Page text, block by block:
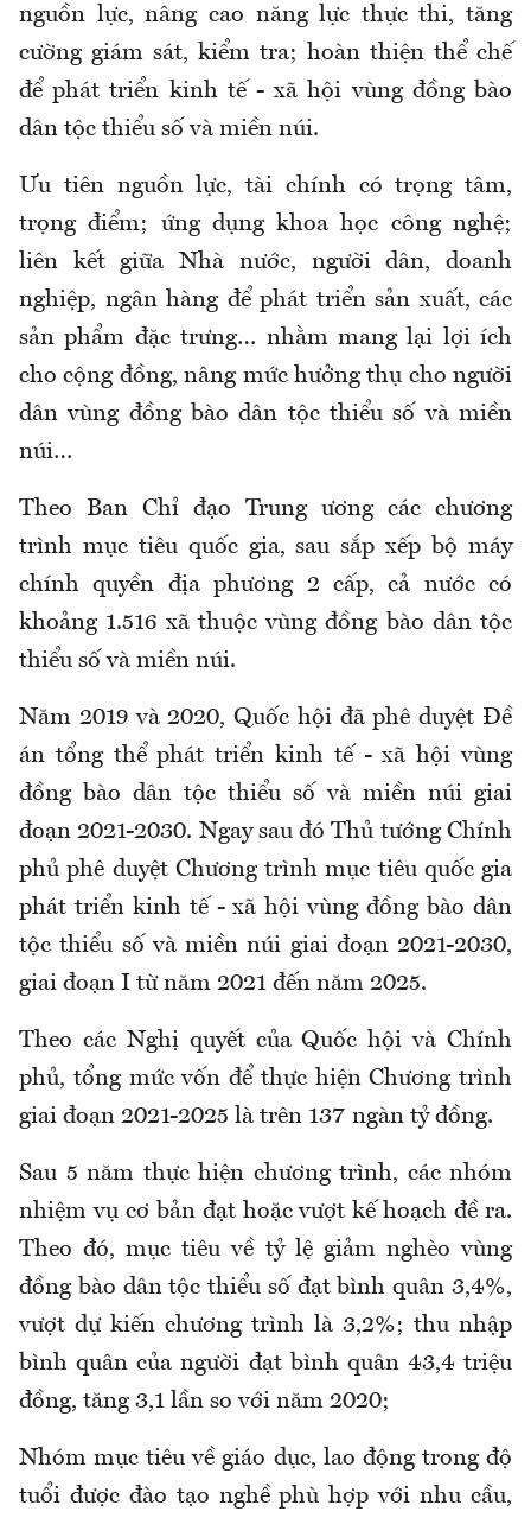
nguồn lực, nâng cao năng lực thực thi, tăng
cường giám sát, kiểm tra; hoàn thiện thể chế
để phát triển kinh tế - xã hội vùng đồng bào
dân tộc thiểu số và miền núi.
Ưu tiên nguồn lực, tài chính có trọng tâm,
trọng điểm; ứng dụng khoa học công nghệ;
liên kết giữa Nhà nước, người dân, doanh
nghiệp, ngân hàng để phát triển sản xuất, các
sản phẩm đặc trưng… nhằm mang lại lợi ích
cho cộng đồng, nâng mức hưởng thụ cho người
dân vùng đồng bào dân tộc thiểu số và miền
núi…
Theo Ban Chỉ đạo Trung ương các chương
trình mục tiêu quốc gia, sau sắp xếp bộ máy
chính quyền địa phương 2 cấp, cả nước có
khoảng 1.516 xã thuộc vùng đồng bào dân tộc
thiểu số và miền núi.
Năm 2019 và 2020, Quốc hội đã phê duyệt Đề
án tổng thể phát triển kinh tế - xã hội vùng
đồng bào dân tộc thiểu số và miền núi giai
đoạn 2021-2030. Ngay sau đó Thủ tướng Chính
phủ phê duyệt Chương trình mục tiêu quốc gia
phát triển kinh tế - xã hội vùng đồng bào dân
tộc thiểu số và miền núi giai đoạn 2021-2030,
giai đoạn I từ năm 2021 đến năm 2025.
Theo các Nghị quyết của Quốc hội và Chính
phủ, tổng mức vốn để thực hiện Chương trình
giai đoạn 2021-2025 là trên 137 ngàn tỷ đồng.
Sau 5 năm thực hiện chương trình, các nhóm
nhiệm vụ cơ bản đạt hoặc vượt kế hoạch đề ra.
Theo đó, mục tiêu về tỷ lệ giảm nghèo vùng
đồng bào dân tộc thiểu số đạt bình quân 3,4%,
vượt dự kiến chương trình là 3,2%; thu nhập
bình quân của người đạt bình quân 43,4 triệu
đồng, tăng 3,1 lần so với năm 2020;
Nhóm mục tiêu về giáo dục, lao động trong độ
tuổi được đào tạo nghề phù hợp với nhu cầu,